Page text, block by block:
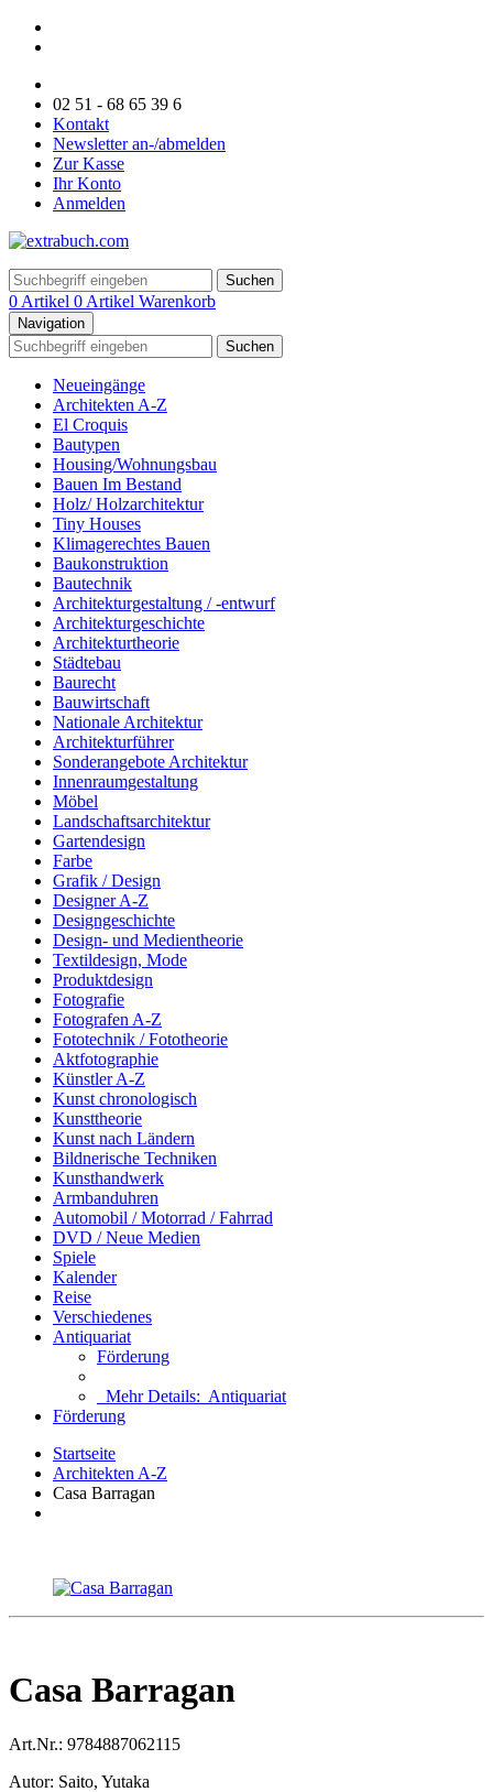
02 51 - 68 65 39 6
Kontakt
Newsletter an-/abmelden
Zur Kasse
Ihr Konto
Anmelden
Suchen
0 Artikel 0 Artikel Warenkorb
Navigation
Suchen
Neueingänge
Architekten A-Z
El Croquis
Bautypen
Housing/Wohnungsbau
Bauen Im Bestand
Holz/ Holzarchitektur
Tiny Houses
Klimagerechtes Bauen
Baukonstruktion
Bautechnik
Architekturgestaltung / -entwurf
Architekturgeschichte
Architekturtheorie
Städtebau
Baurecht
Bauwirtschaft
Nationale Architektur
Architekturführer
Sonderangebote Architektur
Innenraumgestaltung
Möbel
Landschaftsarchitektur
Gartendesign
Farbe
Grafik / Design
Designer A-Z
Designgeschichte
Design- und Medientheorie
Textildesign, Mode
Produktdesign
Fotografie
Fotografen A-Z
Fototechnik / Fototheorie
Aktfotographie
Künstler A-Z
Kunst chronologisch
Kunsttheorie
Kunst nach Ländern
Bildnerische Techniken
Kunsthandwerk
Armbanduhren
Automobil / Motorrad / Fahrrad
DVD / Neue Medien
Spiele
Kalender
Reise
Verschiedenes
Antiquariat
Förderung
Mehr Details: Antiquariat
Förderung
Startseite
Architekten A-Z
Casa Barragan
Casa Barragan
Art.Nr.: 9784887062115
Autor: Saito, Yutaka